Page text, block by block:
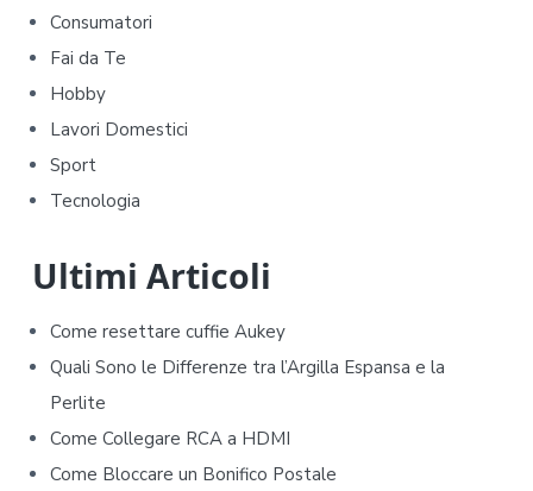
a
r
y
S
d
e
b
a
r
Consumatori
Fai da Te
Hobby
Lavori Domestici
Sport
Tecnologia
Ultimi Articoli
Come resettare cuffie Aukey​​
Quali Sono le Differenze tra l’Argilla Espansa e la
Perlite
Come Collegare RCA a HDMI
Come Bloccare un Bonifico Postale